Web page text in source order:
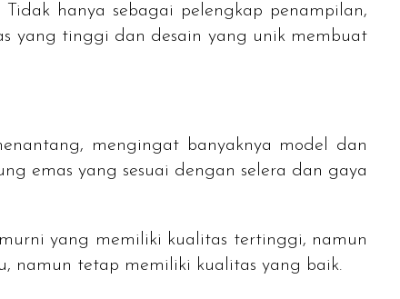
Tidak hanya sebagai pelengkap penampilan,
yang tinggi dan desain yang unik membuat
mengingat banyaknya model dan
emas yang sesuai dengan selera dan gaya
yang memiliki kualitas tertinggi, namun
namun tetap memiliki kualitas yang baik.